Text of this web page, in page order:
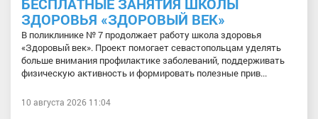
ЗДОРОВЬЯ «ЗДОРОВЫЙ ВЕК»
В поликлинике № 7 продолжает работу школа здоровья
«Здоровый век». Проект помогает севастопольцам уделять
больше внимания профилактике заболеваний, поддерживать
физическую активность и формировать полезные прив...
10 августа 2026 11:04